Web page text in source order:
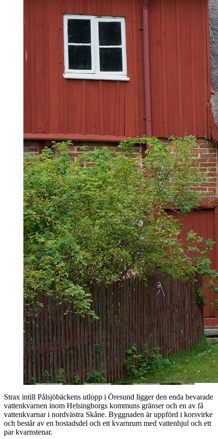
Strax intill Pålsjöbäckens utlopp i Öresund ligger den enda bevarade
vattenkvarnen inom Helsingborgs kommuns gränser och en av få
vattenkvarnar i nordvästra Skåne. Byggnaden är uppförd i korsvirke
och består av en bostadsdel och ett kvarnrum med vattenhjul och ett
par kvarnstenar.